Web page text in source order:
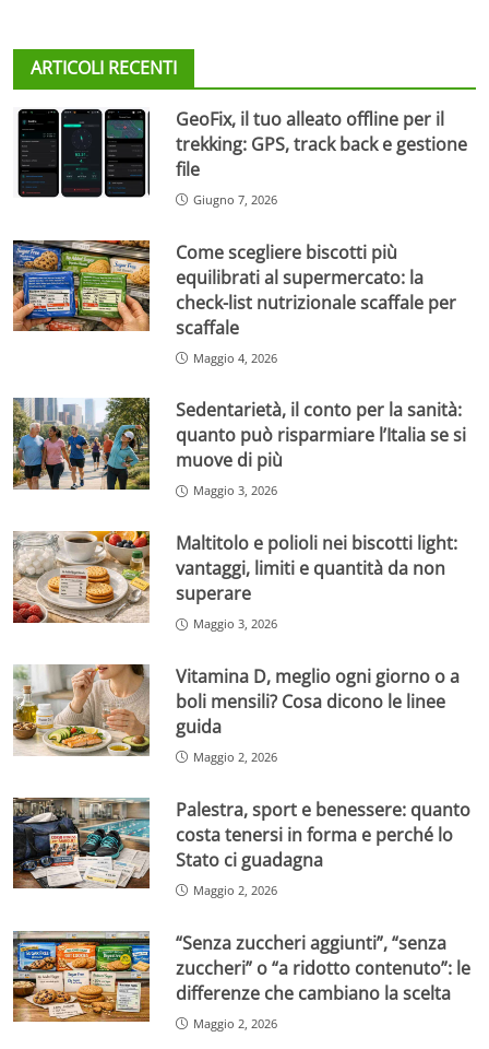
ARTICOLI RECENTI
GeoFix, il tuo alleato offline per il
trekking: GPS, track back e gestione
file
Giugno 7, 2026
Come scegliere biscotti più
equilibrati al supermercato: la
check-list nutrizionale scaffale per
scaffale
Maggio 4, 2026
Sedentarietà, il conto per la sanità:
quanto può risparmiare l’Italia se si
muove di più
Maggio 3, 2026
Maltitolo e polioli nei biscotti light:
vantaggi, limiti e quantità da non
superare
Maggio 3, 2026
Vitamina D, meglio ogni giorno o a
boli mensili? Cosa dicono le linee
guida
Maggio 2, 2026
Palestra, sport e benessere: quanto
costa tenersi in forma e perché lo
Stato ci guadagna
Maggio 2, 2026
“Senza zuccheri aggiunti”, “senza
zuccheri” o “a ridotto contenuto”: le
differenze che cambiano la scelta
Maggio 2, 2026